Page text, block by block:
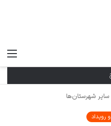
شهرستان‌ها
رویداد